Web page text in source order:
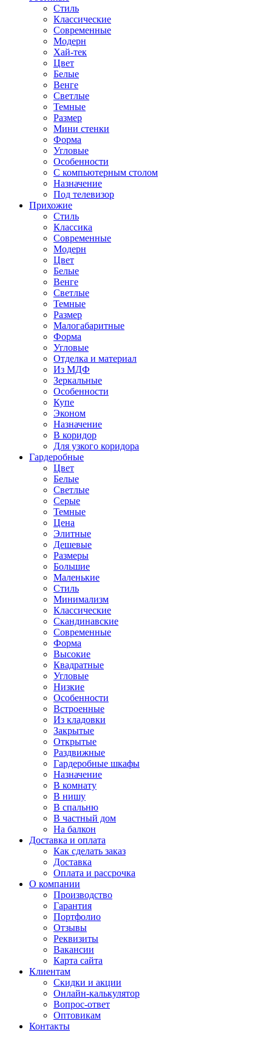
Стиль
Классические
Современные
Модерн
Хай-тек
Цвет
Белые
Венге
Светлые
Темные
Размер
Мини стенки
Форма
Угловые
Особенности
С компьютерным столом
Назначение
Под телевизор
Прихожие
Стиль
Классика
Современные
Модерн
Цвет
Белые
Венге
Светлые
Темные
Размер
Малогабаритные
Форма
Угловые
Отделка и материал
Из МДФ
Зеркальные
Особенности
Купе
Эконом
Назначение
В коридор
Для узкого коридора
Гардеробные
Цвет
Белые
Светлые
Серые
Темные
Цена
Элитные
Дешевые
Размеры
Большие
Маленькие
Стиль
Минимализм
Классические
Скандинавские
Современные
Форма
Высокие
Квадратные
Угловые
Низкие
Особенности
Встроенные
Из кладовки
Закрытые
Открытые
Раздвижные
Гардеробные шкафы
Назначение
В комнату
В нишу
В спальню
В частный дом
На балкон
Доставка и оплата
Как сделать заказ
Доставка
Оплата и рассрочка
О компании
Производство
Гарантия
Портфолио
Отзывы
Реквизиты
Вакансии
Карта сайта
Клиентам
Скидки и акции
Онлайн-калькулятор
Вопрос-ответ
Оптовикам
Контакты